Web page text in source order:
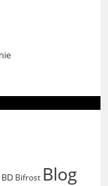
BD Bifrost Blog